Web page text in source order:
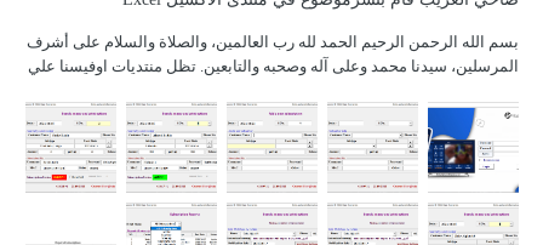
بسم الله الرحمن الرحيم الحمد لله رب العالمين، والصلاة والسلام على أشرف
المرسلين، سيدنا محمد وعلى آله وصحبه والتابعين. تظل منتديات اوفيسنا علي
حملت علي عاتقها رسالة ذات هدف وهي مشاركة الخبرات والتعلم معظمنا
بدانا كسائل...